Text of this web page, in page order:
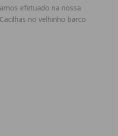
efetuado na nossa
no velhinho barco